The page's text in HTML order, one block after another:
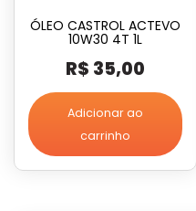
ÓLEO CASTROL ACTEVO
10W30 4T 1L
R$ 35,00
Adicionar ao
carrinho